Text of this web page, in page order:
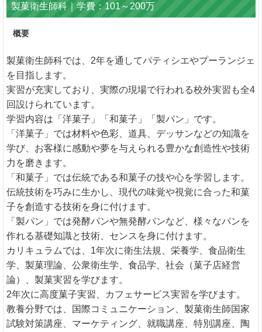
製菓衛生師科｜学費：101～200万
概要
製菓衛生師科では、2年を通してパティシエやプーランジェ
を目指します。
実習が充実しており、実際の現場で行われる校外実習も全4
回設けられています。
学習内容は「洋菓子」「和菓子」「製パン」です。
「洋菓子」では材料や色彩、道具、デッサンなどの知識を
学び、お客様に感動や夢を与えられる豊かな創造性や技術
力を磨きます。
「和菓子」では伝統である和菓子の技や心を学習します。
伝統技術を巧みに生かし、現代の味覚や視覚に合った和菓
子を創造する技術を身に付けます。
「製パン」では発酵パンや無発酵パンなど、様々なパンを
作れる基礎知識と技術、センスを身に付けます。
カリキュラムでは、1年次に衛生法規、栄養学、食品衛生
学、製菓理論、公衆衛生学、食品学、社会（菓子店経営
論）、製菓実習を学びます。
2年次に高度菓子実習、カフェサービス実習を学びます。
教養分野では、国際コミュニケーション、製菓衛生師国家
試験対策講座、マーケティング、就職講座、特別講座、陶